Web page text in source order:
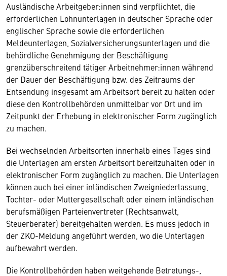
Ausländische Arbeitgeber:innen sind verpflichtet, die
erforderlichen Lohnunterlagen in deutscher Sprache oder
englischer Sprache sowie die erforderlichen
Meldeunterlagen, Sozialversicherungsunterlagen und die
behördliche Genehmigung der Beschäftigung
grenzüberschreitend tätiger Arbeitnehmer:innen während
der Dauer der Beschäftigung bzw. des Zeitraums der
Entsendung insgesamt am Arbeitsort bereit zu halten oder
diese den Kontrollbehörden unmittelbar vor Ort und im
Zeitpunkt der Erhebung in elektronischer Form zugänglich
zu machen.
Bei wechselnden Arbeitsorten innerhalb eines Tages sind
die Unterlagen am ersten Arbeitsort bereitzuhalten oder in
elektronischer Form zugänglich zu machen. Die Unterlagen
können auch bei einer inländischen Zweigniederlassung,
Tochter- oder Muttergesellschaft oder einem inländischen
berufsmäßigen Parteienvertreter (Rechtsanwalt,
Steuerberater) bereitgehalten werden. Es muss jedoch in
der ZKO-Meldung angeführt werden, wo die Unterlagen
aufbewahrt werden.
Die Kontrollbehörden haben weitgehende Betretungs-,